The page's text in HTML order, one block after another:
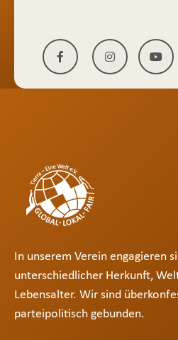
In unserem Verein engagieren
unterschiedlicher Herkunft,
Lebensalter. Wir sind
parteipolitisch gebunden.